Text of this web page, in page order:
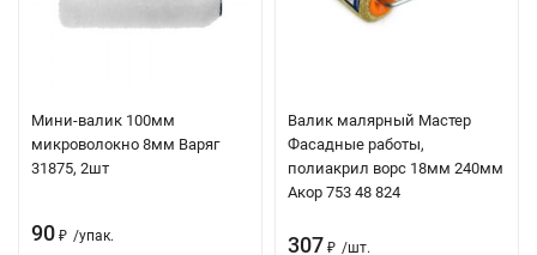
комплекса, объекты общественного питания,
Назначение: Приклеивающая
Мини-валик 100мм
микроволокно 8мм Варяг
31875, 2шт
90 ₽ /упак.
Валик малярный Мастер
Фасадные работы,
полиакрил ворс 18мм 240мм
Акор 753 48 824
307 ₽ /шт.